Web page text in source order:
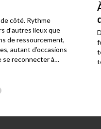
À la
dans nos
Depuis cinquante ans,
forte d’une dizaine de
témoignage et du lien
territoires.